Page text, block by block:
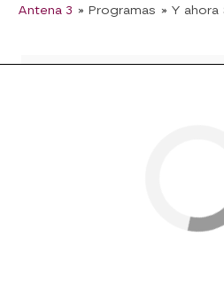
Antena 3 » Programas » Y ahora